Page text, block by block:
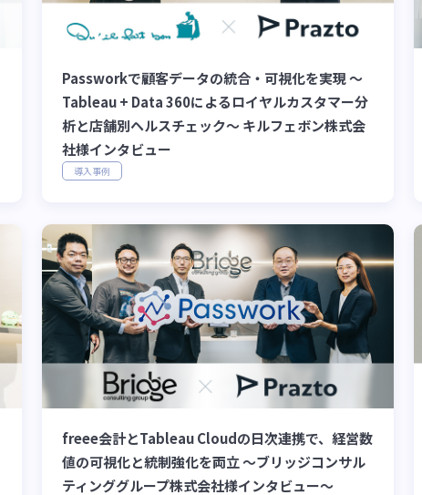
Passworkで顧客データの統合・可視化を実現 〜
Tableau + Data 360によるロイヤルカスタマー分
析と店舗別ヘルスチェック〜 キルフェボン株式会
社様インタビュー
導入事例
freee会計とTableau Cloudの日次連携で、経営数
値の可視化と統制強化を両立 〜ブリッジコンサル
ティンググループ株式会社様インタビュー〜